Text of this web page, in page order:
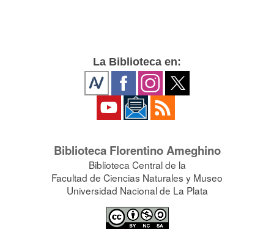
La Biblioteca en:
Biblioteca Florentino Ameghino
Biblioteca Central de la
Facultad de Ciencias Naturales y Museo
Universidad Nacional de La Plata